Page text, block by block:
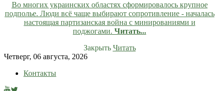
Во многих украинских областях сформировалось крупное
подполье. Люди всё чаще выбирают сопротивление - началась
настоящая партизанская война с минированиями и
поджогами. Читать...
Закрыть Читать
Skip
content
Четверг, 06 августа, 2026
Контакты